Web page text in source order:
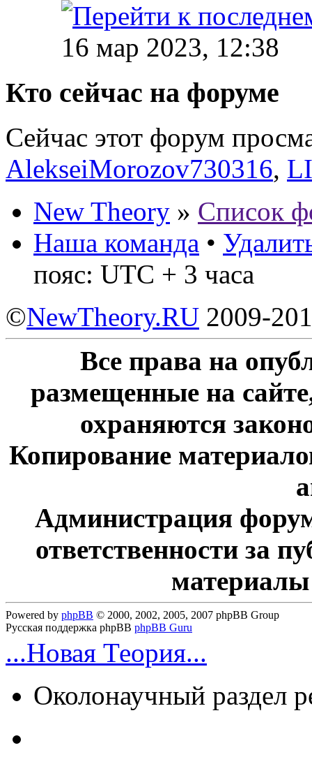
16 мар 2023, 12:38
Кто сейчас на форуме
Сейчас этот форум
AlekseiMorozov730316,
New Theory » Список
Наша команда •
пояс: UTC + 3 часа
©NewTheory.RU 2009-
Все права на
размещенные на
охраняются
Копирование
Администрация
ответственности за
Powered by phpBB © 2000, 2002, 2005, 2007 phpBB Group
Русская поддержка phpBB phpBB Guru
...Новая Теория...
Околонаучный раздел